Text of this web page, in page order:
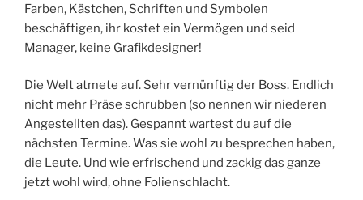
Farben, Kästchen, Schriften und Symbolen
beschäftigen, ihr kostet ein Vermögen und seid
Manager, keine Grafikdesigner!
Die Welt atmete auf. Sehr vernünftig der Boss. Endlich
nicht mehr Präse schrubben (so nennen wir niederen
Angestellten das). Gespannt wartest du auf die
nächsten Termine. Was sie wohl zu besprechen haben,
die Leute. Und wie erfrischend und zackig das ganze
jetzt wohl wird, ohne Folienschlacht.